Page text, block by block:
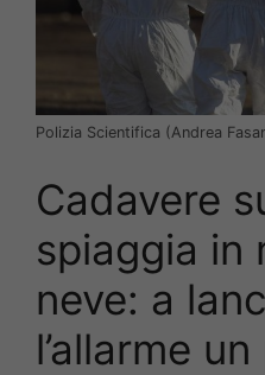
Polizia Scientifica (Andrea
Cadavere
spiaggia in
neve: a
l’allarme